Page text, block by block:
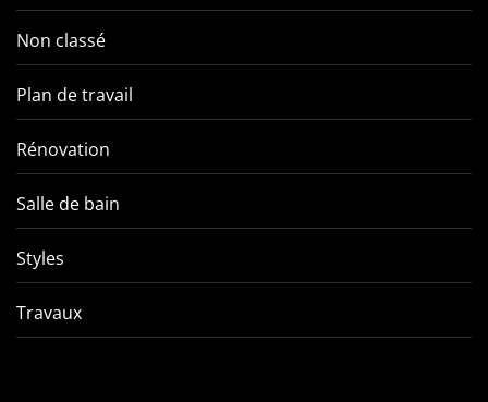
Non classé
Plan de travail
Rénovation
Salle de bain
Styles
Travaux